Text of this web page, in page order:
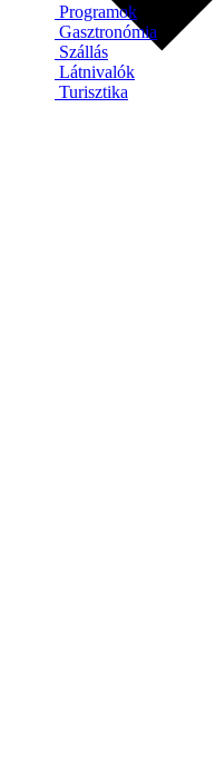
Programok
Gasztronómia
Szállás
Látnivalók
Turisztika